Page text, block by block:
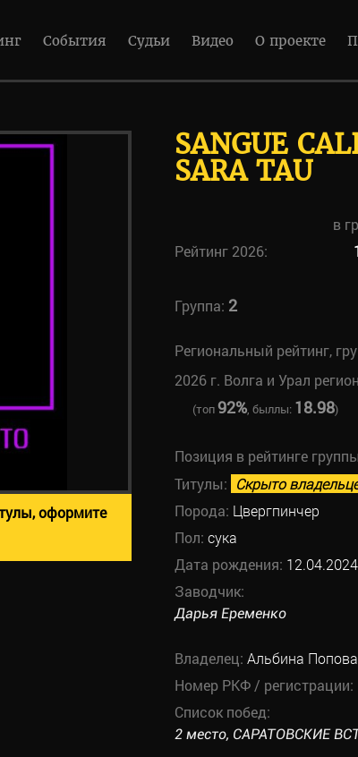
События Судьи Видео О проекте
SANGUE
SARA TAU
в
Рейтинг 2026:
Группа: 2
Региональный рейтинг,
2026 г. Волга и Урал
(топ92%, быллы: 18.98)
Позиция в рейтинге
Титулы: Скрыто
Порода: Цвергпинчер
Пол: сука
Дата рождения: 12.04.2024
Заводчик:
Дарья Еременко
Владелец: Альбина Попова
Номер РКФ / регистрации:
Список побед:
2 место, САРАТОВСКИЕ
оформите